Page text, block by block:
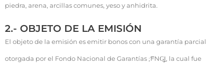
piedra, arena, arcillas comunes, yeso y anhidrita.
2.- OBJETO DE LA EMISIÓN
El objeto de la emisión es emitir bonos con una garantía parcial
otorgada por el Fondo Nacional de Garantías ;͞FNG͟Ϳ, la cual fue